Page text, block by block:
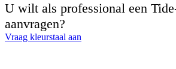
U wilt als professional een
aanvragen?
Vraag kleurstaal aan